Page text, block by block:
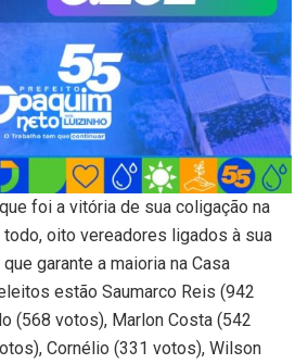
foi a vitória de sua coligação na
todo, oito vereadores ligados à sua
garante a maioria na Casa
estão Saumarco Reis (942
(568 votos), Marlon Costa (542
Cornélio (331 votos), Wilson